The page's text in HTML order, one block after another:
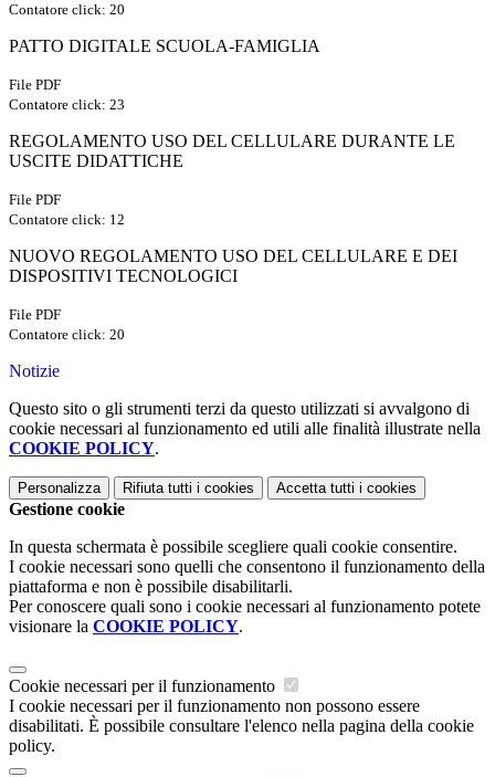
Contatore click: 20
PATTO DIGITALE SCUOLA-FAMIGLIA
File PDF
Contatore click: 23
REGOLAMENTO USO DEL CELLULARE DURANTE LE
USCITE DIDATTICHE
File PDF
Contatore click: 12
NUOVO REGOLAMENTO USO DEL CELLULARE E DEI
DISPOSITIVI TECNOLOGICI
File PDF
Contatore click: 20
Notizie
Questo sito o gli strumenti terzi da questo utilizzati si avvalgono di
cookie necessari al funzionamento ed utili alle finalità illustrate nella
COOKIE POLICY.
Personalizza Rifiuta tutti i cookies Accetta tutti i cookies
Gestione cookie
In questa schermata è possibile scegliere quali cookie consentire.
I cookie necessari sono quelli che consentono il funzionamento della
piattaforma e non è possibile disabilitarli.
Per conoscere quali sono i cookie necessari al funzionamento potete
visionare la COOKIE POLICY.
Cookie necessari per il funzionamento
I cookie necessari per il funzionamento non possono essere
disabilitati. È possibile consultare l'elenco nella pagina della cookie
policy.